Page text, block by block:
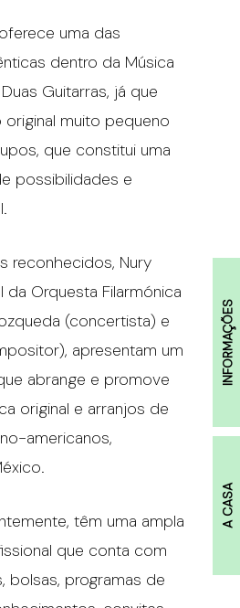
INFORMAÇÕES
A CASA
uma das
dentro da Música
Guitarras, já que
muito pequeno
que constitui uma
possibilidades e
reconhecidos, Nury
da Orquesta Filarmónica
(concertista) e
apresentam um
abrange e promove
original e arranjos de
americanos,
têm uma ampla
que conta com
bolsas, programas de